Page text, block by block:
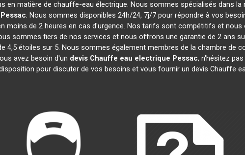
en matière de chauffe-eau électrique. Nous sommes spécialisés dans la
Pessac. Nous sommes disponibles 24h/24, 7j/7 pour répondre à vos
moins de 2 heures en cas d'urgence. Nos tarifs sont compétitifs et
sommes fiers de nos services et nous offrons une garantie de 2 ans
4,5 étoiles sur 5. Nous sommes également membres de la chambre de
avez besoin d'un devis Chauffe eau electrique Pessac, n'hésitez
pour discuter de vos besoins et vous fournir un devis Chauffe